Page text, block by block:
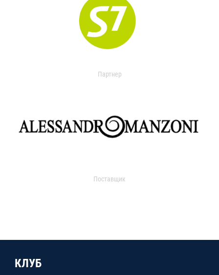
Партнер
Поставщик
КЛУБ